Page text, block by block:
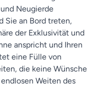
Neugierde
Sie an Bord treten,
der Exklusivität und
anspricht und Ihren
eine Fülle von
die keine Wünsche
Weiten des